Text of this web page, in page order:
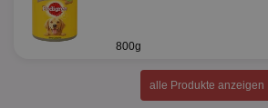
800g
alle Produkte anzeigen